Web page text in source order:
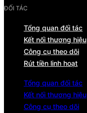
ĐỐI TÁC
Tổng quan đối tác
Kết nối thương hiệu
Công cụ theo dõi
Rút tiền linh hoạt
Tổng quan đối tác
Kết nối thương hiệu
Công cụ theo dõi